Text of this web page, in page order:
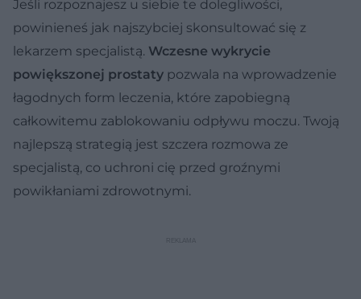
Jeśli rozpoznajesz u siebie te dolegliwości,
powinieneś jak najszybciej skonsultować się z
lekarzem specjalistą. Wczesne wykrycie
powiększonej prostaty pozwala na wprowadzenie
łagodnych form leczenia, które zapobiegną
całkowitemu zablokowaniu odpływu moczu. Twoją
najlepszą strategią jest szczera rozmowa ze
specjalistą, co uchroni cię przed groźnymi
powikłaniami zdrowotnymi.